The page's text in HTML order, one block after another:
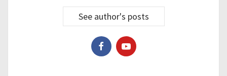
See author's posts